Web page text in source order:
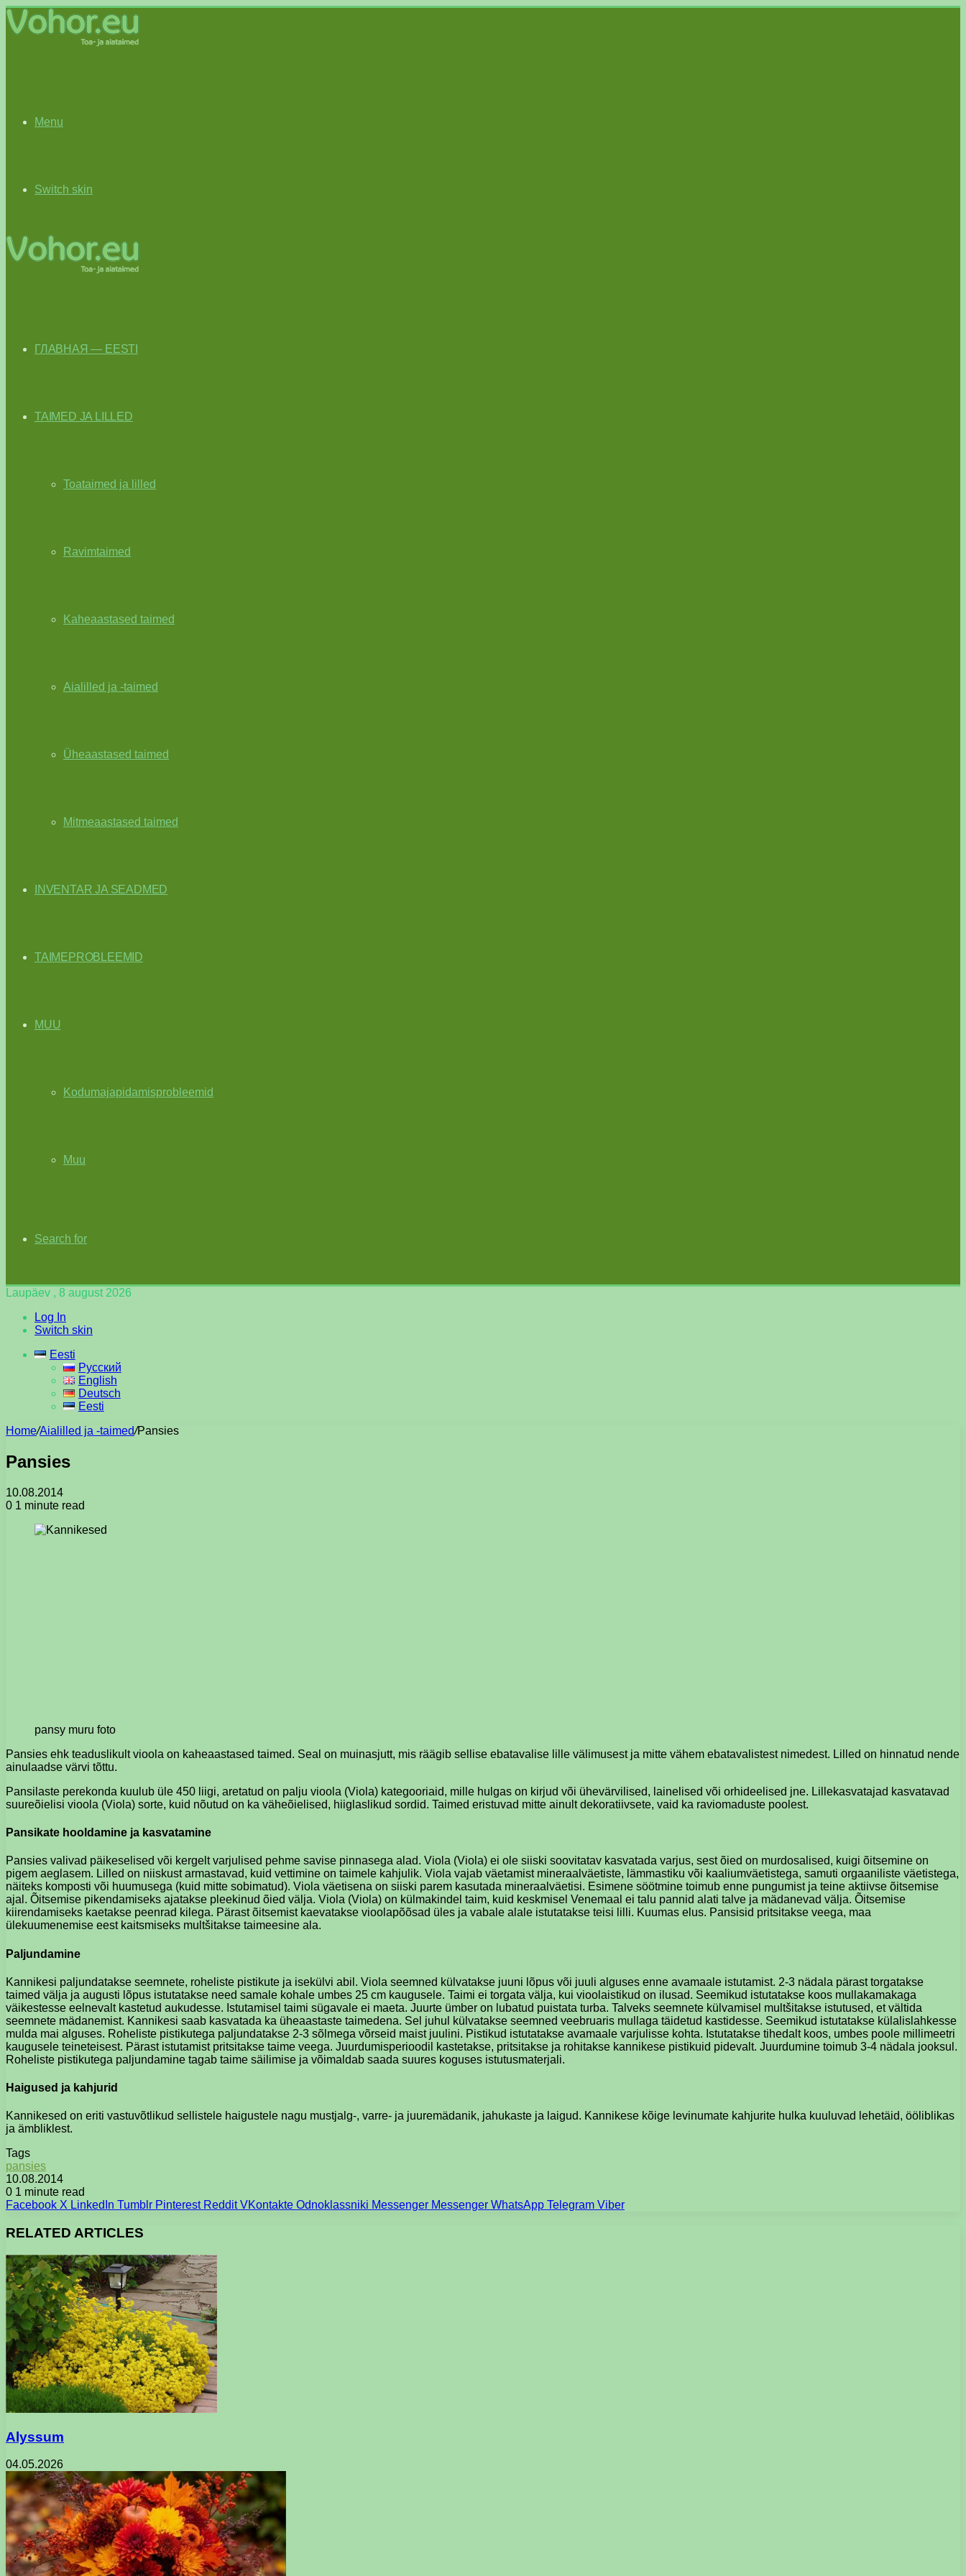
Menu
Switch skin
ГЛАВНАЯ — EESTI
TAIMED JA LILLED
Toataimed ja lilled
Ravimtaimed
Kaheaastased taimed
Aialilled ja -taimed
Üheaastased taimed
Mitmeaastased taimed
INVENTAR JA SEADMED
TAIMEPROBLEEMID
MUU
Kodumajapidamisprobleemid
Muu
Search for
Laupäev , 8 august 2026
Log In
Switch skin
Eesti
Русский
English
Deutsch
Eesti
Home/Aialilled ja -taimed/Pansies
Pansies
10.08.2014
0 1 minute read
pansy muru foto
Pansies ehk teaduslikult vioola on kaheaastased taimed. Seal on muinasjutt, mis räägib sellise ebatavalise lille välimusest ja mitte vähem ebatavalistest nimedest. Lilled on hinnatud nende
ainulaadse värvi tõttu.
Pansilaste perekonda kuulub üle 450 liigi, aretatud on palju vioola (Viola) kategooriaid, mille hulgas on kirjud või ühevärvilised, lainelised või orhideelised jne. Lillekasvatajad kasvatavad
suureõielisi vioola (Viola) sorte, kuid nõutud on ka väheõielised, hiiglaslikud sordid. Taimed eristuvad mitte ainult dekoratiivsete, vaid ka raviomaduste poolest.
Pansikate hooldamine ja kasvatamine
Pansies valivad päikeselised või kergelt varjulised pehme savise pinnasega alad. Viola (Viola) ei ole siiski soovitatav kasvatada varjus, sest õied on murdosalised, kuigi õitsemine on
pigem aeglasem. Lilled on niiskust armastavad, kuid vettimine on taimele kahjulik. Viola vajab väetamist mineraalväetiste, lämmastiku või kaaliumväetistega, samuti orgaaniliste väetistega,
näiteks komposti või huumusega (kuid mitte sobimatud). Viola väetisena on siiski parem kasutada mineraalväetisi. Esimene söötmine toimub enne pungumist ja teine ​​aktiivse õitsemise
ajal. Õitsemise pikendamiseks ajatakse pleekinud õied välja. Viola (Viola) on külmakindel taim, kuid keskmisel Venemaal ei talu pannid alati talve ja mädanevad välja. Õitsemise
kiirendamiseks kaetakse peenrad kilega. Pärast õitsemist kaevatakse vioolapõõsad üles ja vabale alale istutatakse teisi lilli. Kuumas elus. Pansisid pritsitakse veega, maa
ülekuumenemise eest kaitsmiseks multšitakse taimeesine ala.
Paljundamine
Kannikesi paljundatakse seemnete, roheliste pistikute ja isekülvi abil. Viola seemned külvatakse juuni lõpus või juuli alguses enne avamaale istutamist. 2-3 nädala pärast torgatakse
taimed välja ja augusti lõpus istutatakse need samale kohale umbes 25 cm kaugusele. Taimi ei torgata välja, kui vioolaistikud on ilusad. Seemikud istutatakse koos mullakamakaga
väikestesse eelnevalt kastetud aukudesse. Istutamisel taimi sügavale ei maeta. Juurte ümber on lubatud puistata turba. Talveks seemnete külvamisel multšitakse istutused, et vältida
seemnete mädanemist. Kannikesi saab kasvatada ka üheaastaste taimedena. Sel juhul külvatakse seemned veebruaris mullaga täidetud kastidesse. Seemikud istutatakse külalislahkesse
mulda mai alguses. Roheliste pistikutega paljundatakse 2-3 sõlmega võrseid maist juulini. Pistikud istutatakse avamaale varjulisse kohta. Istutatakse tihedalt koos, umbes poole millimeetri
kaugusele teineteisest. Pärast istutamist pritsitakse taime veega. Juurdumisperioodil kastetakse, pritsitakse ja rohitakse kannikese pistikuid pidevalt. Juurdumine toimub 3-4 nädala jooksul.
Roheliste pistikutega paljundamine tagab taime säilimise ja võimaldab saada suures koguses istutusmaterjali.
Haigused ja kahjurid
Kannikesed on eriti vastuvõtlikud sellistele haigustele nagu mustjalg-, varre- ja juuremädanik, jahukaste ja laigud. Kannikese kõige levinumate kahjurite hulka kuuluvad lehetäid, ööliblikas
ja ämbliklest.
Tags
pansies
10.08.2014
0 1 minute read
Facebook X LinkedIn Tumblr Pinterest Reddit VKontakte Odnoklassniki Messenger Messenger WhatsApp Telegram Viber
RELATED ARTICLES
Alyssum
04.05.2026